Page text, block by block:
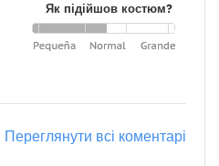
Як підійшов костюм?
Переглянути всі коментарі